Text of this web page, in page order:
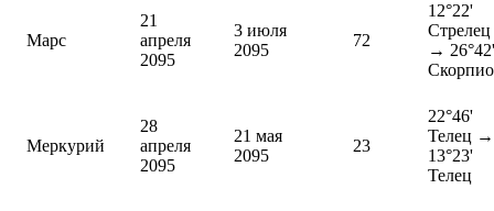
Марс
21
апреля
2095
3 июля
2095
72
12°22'
Стрелец
→ 26°42'
Меркурий
28
апреля
2095
21 мая
2095
23
22°46'
Телец →
13°23'
Телец